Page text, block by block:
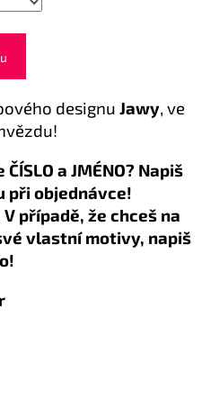
designu Jawy, ve
a JMÉNO? Napiš
při objednávce!
případě, že chceš na
vlastní motivy, napiš